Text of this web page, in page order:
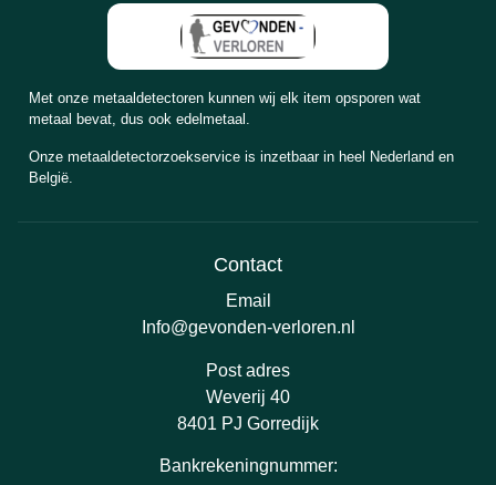
Met onze metaaldetectoren kunnen wij elk item opsporen wat
metaal bevat, dus ook edelmetaal.
Onze metaaldetectorzoekservice is inzetbaar in heel Nederland en
België.
Contact
Email
Info@gevonden-verloren.nl
Post adres
Weverij 40
8401 PJ Gorredijk
Bankrekeningnummer: